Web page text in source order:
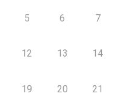
5 6 7
12 13 14
19 20 21